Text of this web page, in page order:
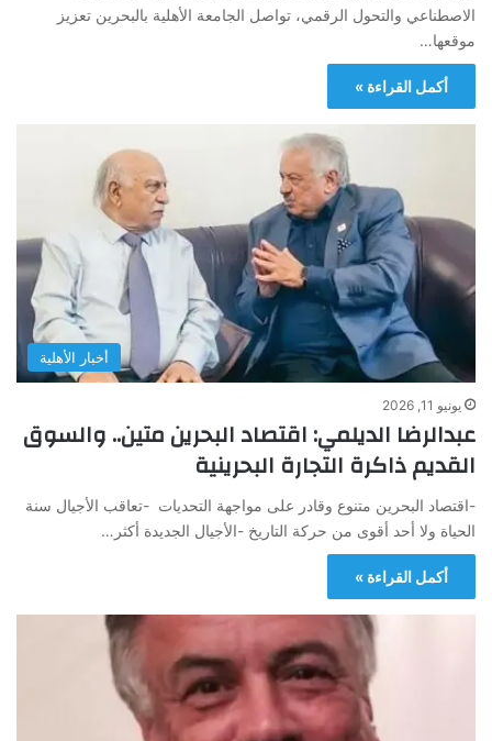
الاصطناعي والتحول الرقمي، تواصل الجامعة الأهلية بالبحرين تعزيز
موقعها…
أكمل القراءة »
أخبار الأهلية
يونيو 11, 2026
عبدالرضا الديلمي: اقتصاد البحرين متين.. والسوق
القديم ذاكرة التجارة البحرينية
-اقتصاد البحرين متنوع وقادر على مواجهة التحديات -تعاقب الأجيال سنة
الحياة ولا أحد أقوى من حركة التاريخ -الأجيال الجديدة أكثر…
أكمل القراءة »